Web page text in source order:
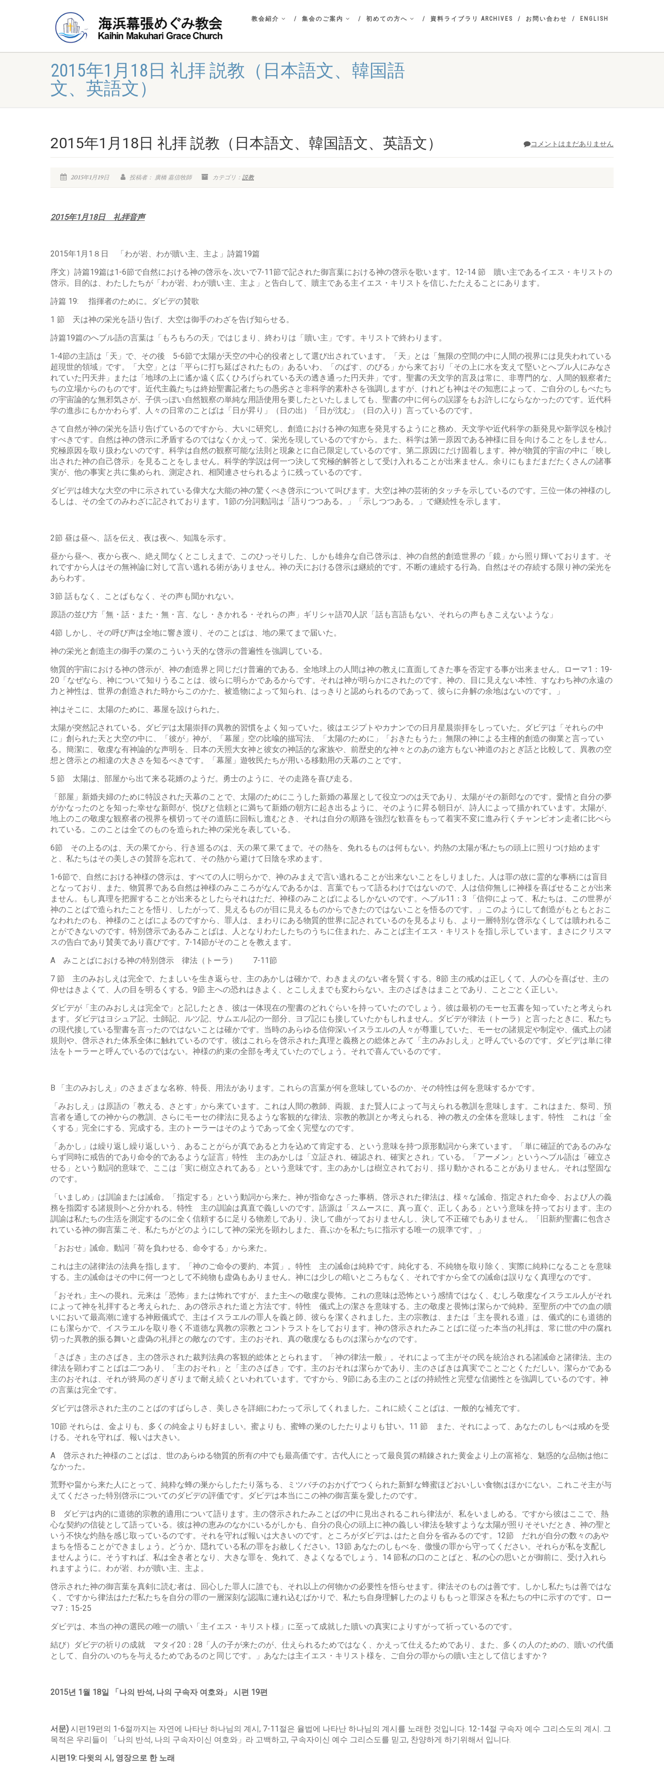
教会紹介 集会のご案内 初めての方へ 資料ライブラリ ARCHIVES お問い合わせ ENGLISH
2015年1月18日 礼拝 説教（日本語文、韓国語
文、英語文）
コメントはまだありません
2015年1月18日 礼拝 説教（日本語文、韓国語文、英語文）
2015年1月19日 投稿者： 廣橋 嘉信牧師 カテゴリ： 説教
2015年1月18日 礼拝音声
2015年1月1８日 「わが岩、わが贖い主、主よ」詩篇19篇
序文）詩篇19篇は1-6節で自然における神の啓示を､次いで7-11節で記された御言葉における神の啓示を歌います。12-14 節 贖い主であるイエス・キリストの
啓示。目的は、わたしたちが「わが岩、わが贖い主、主よ」と告白して、贖主である主イエス・キリストを信じ､たたえることにあります。
詩篇 19: 指揮者のために。ダビデの賛歌
1 節 天は神の栄光を語り告げ、大空は御手のわざを告げ知らせる。
詩篇19篇のへブル語の言葉は「もろもろの天」ではじまり、終わりは「贖い主」です。キリストで終わります。
1-4節の主語は「天」で、その後 5-6節で太陽が天空の中心的役者として選び出されています。「天」とは「無限の空間の中に人間の視界には見失われている
超現世的領域」です。「大空」とは「平らに打ち延ばされたもの」あるいわ、「のばす、のびる」から来ており「その上に水を支えて堅いとへブル人にみなさ
れていた円天井」または「地球の上に遙か遠く広くひろげられている天の透き通った円天井」です。聖書の天文学的言及は常に、非専門的な、人間的観察者た
ちの立場からのものです。近代主義たちは終始聖書記者たちの愚劣さと非科学的素朴さを強調しますが、けれども神はその知恵によって、ご自分のしもべたち
の宇宙論的な無邪気さが、子供っぽい自然観察の単純な用語使用を要したといたしましても、聖書の中に何らの誤謬をもお許しにならなかったのです。近代科
学の進歩にもかかわらず、人々の日常のことばは「日が昇り」（日の出）「日が沈む」（日の入り）言っているのです。
さて自然が神の栄光を語り告げているのですから、大いに研究し、創造における神の知恵を発見するようにと務め、天文学や近代科学の新発見や新学説を検討
すべきです。自然は神の啓示に矛盾するのではなくかえって、栄光を現しているのですから。また、科学は第一原因である神様に目を向けることをしません。
究極原因を取り扱わないのです。科学は自然の観察可能な法則と現象とに自己限定しているのです。第二原因にだけ固着します。神が物質的宇宙の中に「映し
出された神の自己啓示」を見ることをしません。科学的学説は何一つ決して究極的解答として受け入れることが出来ません。余りにもまだまだたくさんの諸事
実が、他の事実と共に集められ、測定され、相関連させられるように残っているのです。
ダビデは雄大な大空の中に示されている偉大な大能の神の驚くべき啓示について叫びます。大空は神の芸術的タッチを示しているのです。三位一体の神様のし
るしは、その全てのみわざに記されております。1節の分詞動詞は「語りつつある。」「示しつつある。」で継続性を示します。
2節 昼は昼へ、話を伝え、夜は夜へ、知識を示す。
昼から昼へ、夜から夜へ、絶え間なくとこしえまで、このひっそりした、しかも雄弁な自己啓示は、神の自然的創造世界の「鏡」から照り輝いております。そ
れですから人はその無神論に対して言い逃れる術がありません。神の天における啓示は継続的です。不断の連続する行為。自然はその存続する限り神の栄光を
あらわす。
3節 話もなく、ことばもなく、その声も聞かれない。
原語の並び方「無・話・また・無・言、なし・きかれる・それらの声」ギリシャ語70人訳「話も言語もない、それらの声もきこえないような」
4節 しかし、その呼び声は全地に響き渡り、そのことばは、地の果てまで届いた。
神の栄光と創造主の御手の業のこういう天的な啓示の普遍性を強調している。
物質的宇宙における神の啓示が、神の創造界と同じだけ普遍的である。全地球上の人間は神の教えに直面してきた事を否定する事が出来ません。ローマ1：19-
20「なぜなら、神について知りうることは、彼らに明らかであるからです。それは神が明らかにされたのです。神の、目に見えない本性、すなわち神の永遠の
力と神性は、世界の創造された時からこのかた、被造物によって知られ、はっきりと認められるのであって、彼らに弁解の余地はないのです。」
神はそこに、太陽のために、幕屋を設けられた。
太陽が突然記されている。ダビデは太陽崇拝の異教的習慣をよく知っていた。彼はエジプトやカナンでの日月星晨崇拝をしっていた。ダビデは「それらの中
に」創られた天と大空の中に、「彼が」神が、「幕屋」空の比喩的描写法、「太陽のために」「おきたもうた」無限の神による主権的創造の御業と言ってい
る。簡潔に、敬虔な有神論的な声明を、日本の天照大女神と彼女の神話的な家族や、前歴史的な神々とのあの途方もない神道のおとぎ話と比較して、異教の空
想と啓示との相違の大きさを知るべきです。「幕屋」遊牧民たちが用いる移動用の天幕のことです。
5 節 太陽は、部屋から出て来る花婿のようだ。勇士のように、その走路を喜び走る。
「部屋」新婚夫婦のために特設された天幕のことで、太陽のためにこうした新婚の幕屋として役立つのは天であり、太陽がその新郎なのです。愛情と自分の夢
がかなったのとを知った幸せな新郎が、悦びと信頼とに満ちて新婚の朝方に起き出るように、そのように昇る朝日が、詩人によって描かれています。太陽が、
地上のこの敬虔な観察者の視界を横切ってその道筋に回転し進むとき、それは自分の順路を強烈な歓喜をもって着実不変に進み行くチャンピオン走者に比べら
れている。このことは全てのものを造られた神の栄光を表している。
6節 その上るのは、天の果てから、行き巡るのは、天の果て果てまで。その熱を、免れるものは何もない。灼熱の太陽が私たちの頭上に照りつけ始めます
と、私たちはその美しさの賛辞を忘れて、その熱から避けて日陰を求めます。
1-6節で、自然における神様の啓示は、すべての人に明らかで、神のみまえで言い逃れることが出来ないことをしりました。人は罪の故に霊的な事柄には盲目
となっており、また、物質界である自然は神様のみこころがなんであるかは、言葉でもって語るわけではないので、人は信仰無しに神様を喜ばせることが出来
ません。もし真理を把握することが出来るとしたらそれはただ、神様のみことばによるしかないのです。へブル11：3 「信仰によって、私たちは、この世界が
神のことばで造られたことを悟り、したがって、見えるものが目に見えるものからできたのではないことを悟るのです。」このようにして創造がもともとおこ
なわれたのも、神様のことばによるのですから、罪人は、まわりにある物質的世界に記されているのを見るよりも、より一層特別な啓示なくしては贖われるこ
とができないのです。特別啓示であるみことばは、人となりわたしたちのうちに住まれた、みことば主イエス・キリストを指し示しています。まさにクリスマ
スの告白であり賛美であり喜びです。7-14節がそのことを教えます。
A みことばにおける神の特別啓示 律法（トーラ） 7-11節
7 節 主のみおしえは完全で、たましいを生き返らせ、主のあかしは確かで、わきまえのない者を賢くする。8節 主の戒めは正しくて、人の心を喜ばせ、主の
仰せはきよくて、人の目を明るくする。9節 主への恐れはきよく、とこしえまでも変わらない。主のさばきはまことであり、ことごとく正しい。
ダビデが「主のみおしえは完全で」と記したとき、彼は一体現在の聖書のどれぐらいを持っていたのでしょう。彼は最初のモーセ五書を知っていたと考えられ
ます。ダビデはヨシュア記、士師記、ルツ記、サムエル記の一部分、ヨブ記にも接していたかもしれません。ダビデが律法（トーラ）と言ったときに、私たち
の現代接している聖書を言ったのではないことは確かです。当時のあらゆる信仰深いイスラエルの人々が尊重していた、モーセの諸規定や制定や、儀式上の諸
規則や、啓示された体系全体に触れているのです。彼はこれらを啓示された真理と義務との総体とみて「主のみおしえ」と呼んでいるのです。ダビデは単に律
法をトーラーと呼んでいるのではない。神様の約束の全部を考えていたのでしょう。それで喜んでいるのです。
B 「主のみおしえ」のさまざまな名称、特長、用法があります。これらの言葉が何を意味しているのか、その特性は何を意味するかです。
「みおしえ」は原語の「教える、さとす」から来ています。これは人間の教師、両親、また賢人によって与えられる教訓を意味します。これはまた、祭司、預
言者を通しての神からの教訓、さらにモーセの律法に見るような客観的な律法、宗教的教訓とか考えられる、神の教えの全体を意味します。特性 これは「全
くする」完全にする、完成する。主のトーラーはそのようであって全く完璧なのです。
「あかし」は繰り返し繰り返しいう、あることがらが真であると力を込めて肯定する、という意味を持つ原形動詞から来ています。「単に確証的であるのみな
らず同時に戒告的であり命令的であるような証言」特性 主のあかしは「立証され、確認され、確実とされ」ている。「アーメン」というへブル語は「確立さ
せる」という動詞的意味で、ここは「実に樹立されてある」という意味です。主のあかしは樹立されており、揺り動かされることがありません。それは堅固な
のです。
「いましめ」は訓諭または誡命。「指定する」という動詞から来た。神が指命なさった事柄。啓示された律法は、様々な誡命、指定された命令、および人の義
務を指図する諸規則へと分かれる。特性 主の訓諭は真直で義しいのです。語源は「スムースに、真っ直ぐ、正しくある」という意味を持っております。主の
訓諭は私たちの生活を測定するのに全く信頼するに足りる物差しであり、決して曲がっておりませんし、決して不正確でもありません。「旧新約聖書に包含さ
れている神の御言葉こそ、私たちがどのようにして神の栄光を顕わしまた、喜ぶかを私たちに指示する唯一の規準です。」
「おおせ」誡命。動詞「荷を負わせる、命令する」から来た。
これは主の諸律法の法典を指します。「神のご命令の要約、本質」。特性 主の誡命は純粋です。純化する、不純物を取り除く、実際に純粋になることを意味
する。主の誡命はその中に何一つとして不純物も虚偽もありません。神には少しの暗いところもなく、それですから全ての誡命は誤りなく真理なのです。
「おそれ」主への畏れ。元来は「恐怖」または怖れですが、また主への敬虔な畏怖。これの意味は恐怖という感情ではなく、むしろ敬虔なイスラエル人がそれ
によって神を礼拝すると考えられた、あの啓示された道と方法です。特性 儀式上の潔さを意味する。主の敬虔と畏怖は潔らかで純粋。至聖所の中での血の贖
いにおいて最高潮に達する神殿儀式で、主はイスラエルの罪人を義と師、彼らを潔くされました。主の宗教は、または「主を畏れる道」は、儀式的にも道徳的
にも潔らかで、イスラエルを取り巻く不道徳な異教の宗教とコントラストをしております。神の啓示されたみことばに従った本当の礼拝は、常に世の中の腐れ
切った異教的振る舞いと虚偽の礼拝との敵なのです。主のおそれ、真の敬虔なるものは潔らかなのです。
「さばき」主のさばき。主の啓示された裁判法典の客観的総体ととられます。「神の律法一般」。それによって主がその民を統治される諸誡命と諸律法。主の
律法を顕わすことばは二つあり、「主のおそれ」と「主のさばき」です。主のおそれは潔らかであり、主のさばきは真実でことごとくただしい。潔らかである
主のおそれは、それが終局のぎりぎりまで耐え続くといわれています。ですから、9節にある主のことばの持続性と完璧な信拠性とを強調しているのです。神
の言葉は完全です。
ダビデは啓示された主のことばのすばらしさ、美しさを詳細にわたって示してくれました。これに続くことばは、一般的な補充です。
10節 それらは、金よりも、多くの純金よりも好ましい。蜜よりも、蜜蜂の巣のしたたりよりも甘い。11 節 また、それによって、あなたのしもべは戒めを受
ける。それを守れば、報いは大きい。
A 啓示された神様のことばは、世のあらゆる物質的所有の中でも最高価です。古代人にとって最良質の精錬された黄金より上の富裕な、魅惑的な品物は他に
なかった。
荒野や畠から来た人にとって、純粋な蜂の巣からしたたり落ちる、ミツバチのおかげでつくられた新鮮な蜂蜜ほどおいしい食物はほかにない。これこそ主が与
えてくださった特別啓示についてのダビデの評価です。ダビデは本当にこの神の御言葉を愛したのです。
B ダビデは内的に道徳的宗教的適用について語ります。主の啓示されたみことばの中に見出されるこれら律法が、私をいましめる。ですから彼はここで、熱
心な契約の信徒として語っている。彼は神の恵みのなかにいるがしかも、自分の良心の頭上に神の義しい律法を験すような太陽が照りそそいだとき、神の聖と
いう不快な灼熱を感じ取っているのです。それを守れば報いは大きいのです。ところがダビデは､はたと自分を省みるのです。12節 だれが自分の数々のあや
まちを悟ることができましょう。どうか、隠れている私の罪をお赦しください。13節 あなたのしもべを、傲慢の罪から守ってください。それらが私を支配し
ませんように。そうすれば、私は全き者となり、大きな罪を、免れて、きよくなるでしょう。14 節私の口のことばと、私の心の思いとが御前に、受け入れら
れますように。わが岩、わが贖い主、主よ。
啓示された神の御言葉を真剣に読む者は、回心した罪人に誰でも、それ以上の何物かの必要性を悟らせます。律法そのものは善です。しかし私たちは善ではな
く、ですから律法はただ私たちを自分の罪の一層深刻な認識に連れ込むばかりで、私たち自身理解したのよりももっと罪深さを私たちの中に示すのです。ロー
マ7：15-25
ダビデは、本当の神の選民の唯一の贖い「主イエス・キリスト様」に至って成就した贖いの真実によりすがって祈っているのです。
結び）ダビデの祈りの成就 マタイ20：28「人の子が来たのが、仕えられるためではなく、かえって仕えるためであり、また、多くの人のための、贖いの代価
として、自分のいのちを与えるためであるのと同じです。」あなたは主イエス・キリスト様を、ご自分の罪からの贖い主として信じますか？
2015년 1월 18일 「나의 반석, 나의 구속자 여호와」 시편 19편
서문) 시편19편의 1-6절까지는 자연에 나타난 하나님의 계시, 7-11절은 율법에 나타난 하나님의 계시를 노래한 것입니다. 12-14절 구속자 예수 그리스도의 계시. 그
목적은 우리들이 「나의 반석, 나의 구속자이신 여호와」라 고백하고, 구속자이신 예수 그리스도를 믿고, 찬양하게 하기위해서 입니다.
시편19: 다윗의 시, 영장으로 한 노래